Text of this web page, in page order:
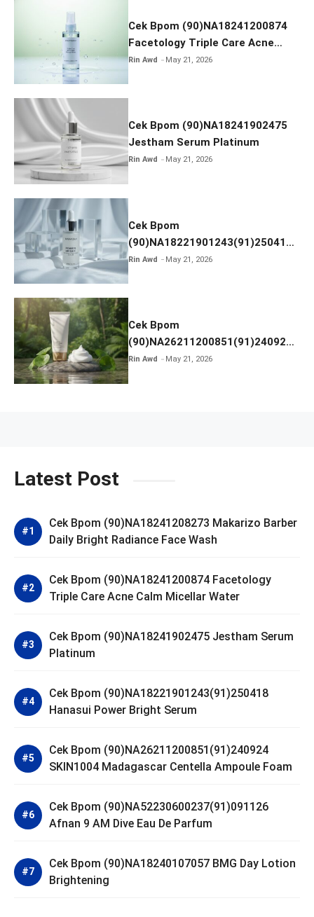
Cek Bpom (90)NA18241200874
Facetology Triple Care Acne
Calm Micellar Water
Rin Awd May 21, 2026
Cek Bpom (90)NA18241902475
Jestham Serum Platinum
Rin Awd May 21, 2026
Cek Bpom
(90)NA18221901243(91)250418
Hanasui Power Bright Serum
Rin Awd May 21, 2026
Cek Bpom
(90)NA26211200851(91)240924
SKIN1004 Madagascar Centella
Rin Awd May 21, 2026
Latest Post
Cek Bpom (90)NA18241208273 Makarizo Barber
Daily Bright Radiance Face Wash
Cek Bpom (90)NA18241200874 Facetology
Triple Care Acne Calm Micellar Water
Cek Bpom (90)NA18241902475 Jestham Serum
Platinum
Cek Bpom (90)NA18221901243(91)250418
Hanasui Power Bright Serum
Cek Bpom (90)NA26211200851(91)240924
SKIN1004 Madagascar Centella Ampoule Foam
Cek Bpom (90)NA52230600237(91)091126
Afnan 9 AM Dive Eau De Parfum
Cek Bpom (90)NA18240107057 BMG Day Lotion
Brightening